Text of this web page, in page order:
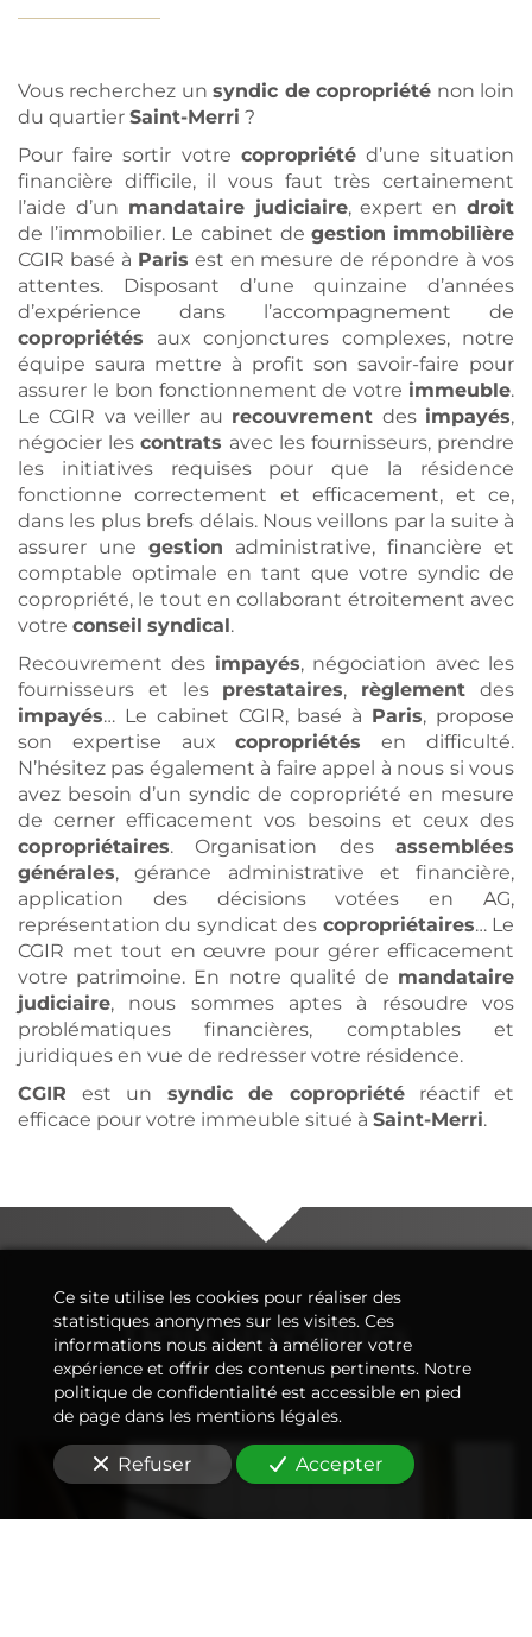
Vous recherchez unsyndic de copropriété non loin
du quartier Saint-Merri ?
Pour faire sortir votre copropriétéd’une situation
financière difficile, il vous faut très certainement
l’aide d’un mandataire judiciaire, expert endroit
de l’immobilier. Le cabinet degestion immobilière
CGIR basé à Paris est en mesure de répondre à vos
attentes. Disposant d’une quinzaine d’années
d’expérience dans l’accompagnement de
copropriétés aux conjonctures complexes, notre
équipe saura mettre à profit son savoir-faire pour
assurer le bon fonctionnement de votre immeuble.
Le CGIR va veiller au recouvrement des impayés,
négocier lescontrats avec les fournisseurs, prendre
les initiatives requises pour que la résidence
fonctionne correctement et efficacement, et ce,
dans les plus brefs délais. Nous veillons par la suite à
assurer une gestion administrative, financière et
comptable optimale en tant que votre syndic de
copropriété, le tout en collaborant étroitement avec
votre conseil syndical.
Recouvrement des impayés, négociation avec les
fournisseurs et les prestataires, règlement des
impayés… Le cabinet CGIR, basé à Paris, propose
son expertise auxcopropriétés en difficulté.
N’hésitez pas également à faire appel à nous si vous
avez besoin d’un syndic de copropriété en mesure
de cerner efficacement vos besoins et ceux des
copropriétaires. Organisation des assemblées
générales, gérance administrative et financière,
application des décisions votées en AG,
représentation du syndicat des copropriétaires… Le
CGIR met tout en œuvre pour gérer efficacement
votre patrimoine. En notre qualité de mandataire
judiciaire, nous sommes aptes à résoudre vos
problématiques financières, comptables et
juridiques en vue de redresser votre résidence.
CGIR est un syndic de copropriétéréactif et
efficace pour votre immeuble situé à Saint-Merri.
Deux spécialités
Ce site utilise les cookies pour réaliser des
statistiques anonymes sur les visites. Ces
informations nous aident à améliorer votre
expérience et offrir des contenus pertinents. Notre
politique de confidentialité est accessible en pied
de page dans les mentions légales.
Refuser Accepter